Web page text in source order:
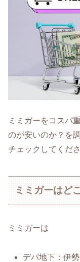
ミミガーをコスパ
のが安いのか？を
チェックしてくださ
ミミガーはど
ミミガーは
デパ地下：伊